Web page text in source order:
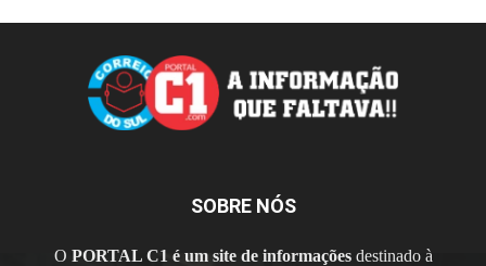
SOBRE NÓS
O PORTAL C1 é um site de informaçõesdestinado à